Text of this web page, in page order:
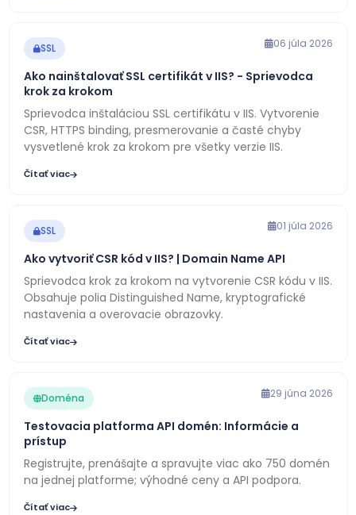
SSL 06 júla 2026
Ako nainštalovať SSL certifikát v IIS? - Sprievodca
krok za krokom
Sprievodca inštaláciou SSL certifikátu v IIS. Vytvorenie
CSR, HTTPS binding, presmerovanie a časté chyby
vysvetlené krok za krokom pre všetky verzie IIS.
Čítať viac
SSL 01 júla 2026
Ako vytvoriť CSR kód v IIS? | Domain Name API
Sprievodca krok za krokom na vytvorenie CSR kódu v IIS.
Obsahuje polia Distinguished Name, kryptografické
nastavenia a overovacie obrazovky.
Čítať viac
Doména 29 júna 2026
Testovacia platforma API domén: Informácie a
prístup
Registrujte, prenášajte a spravujte viac ako 750 domén
na jednej platforme; výhodné ceny a API podpora.
Čítať viac